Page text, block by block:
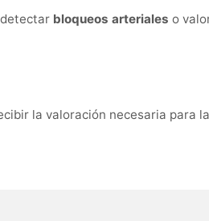
bloqueos arteriales o
la valoración necesaria para